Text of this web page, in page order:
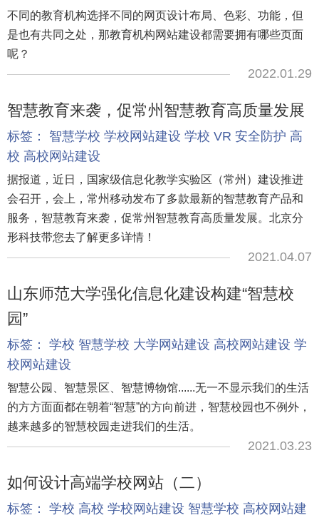
不同的教育机构选择不同的网页设计布局、色彩、功能，但
是也有共同之处，那教育机构网站建设都需要拥有哪些页面
呢？
2022.01.29
智慧教育来袭，促常州智慧教育高质量发展
标签： 智慧学校 学校网站建设 学校 VR 安全防护 高
校 高校网站建设
据报道，近日，国家级信息化教学实验区（常州）建设推进
会召开，会上，常州移动发布了多款最新的智慧教育产品和
服务，智慧教育来袭，促常州智慧教育高质量发展。北京分
形科技带您去了解更多详情！
2021.04.07
山东师范大学强化信息化建设构建“智慧校
园”
标签： 学校 智慧学校 大学网站建设 高校网站建设 学
校网站建设
智慧公园、智慧景区、智慧博物馆......无一不显示我们的生活
的方方面面都在朝着“智慧”的方向前进，智慧校园也不例外，
越来越多的智慧校园走进我们的生活。
2021.03.23
如何设计高端学校网站（二）
标签： 学校 高校 学校网站建设 智慧学校 高校网站建